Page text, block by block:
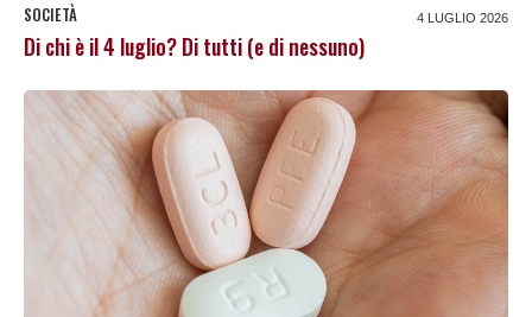
SOCIETÀ 4 LUGLIO 2026
Di chi è il 4 luglio? Di tutti (e di nessuno)